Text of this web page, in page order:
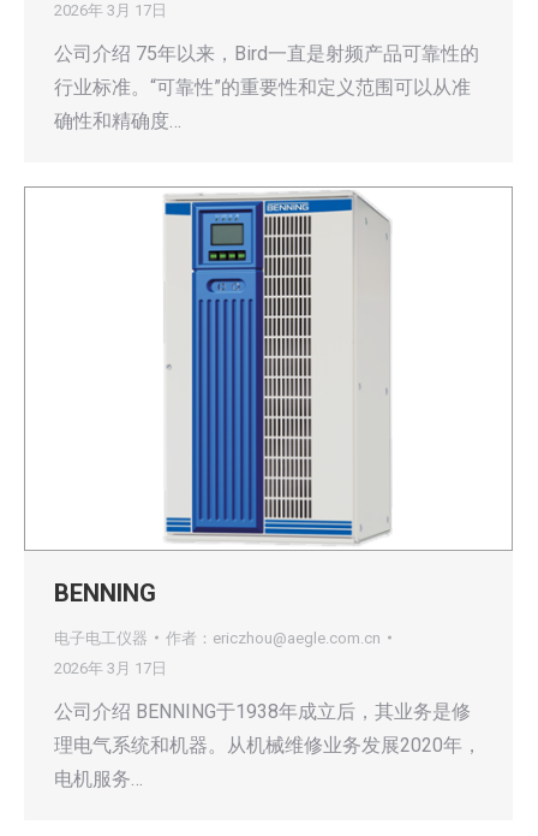
2026年 3月 17日
公司介绍 75年以来，Bird一直是射频产品可靠性的
行业标准。“可靠性”的重要性和定义范围可以从准
确性和精确度…
BENNING
电子电工仪器 作者： ericzhou@aegle.com.cn
2026年 3月 17日
公司介绍 BENNING于1938年成立后，其业务是修
理电气系统和机器。从机械维修业务发展2020年，
电机服务…